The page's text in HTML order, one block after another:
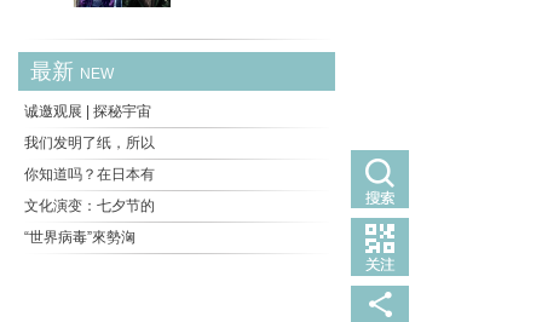
最新 NEW
诚邀观展 | 探秘宇宙
我们发明了纸，所以
你知道吗？在日本有
文化演变：七夕节的
“世界病毒”來勢洶